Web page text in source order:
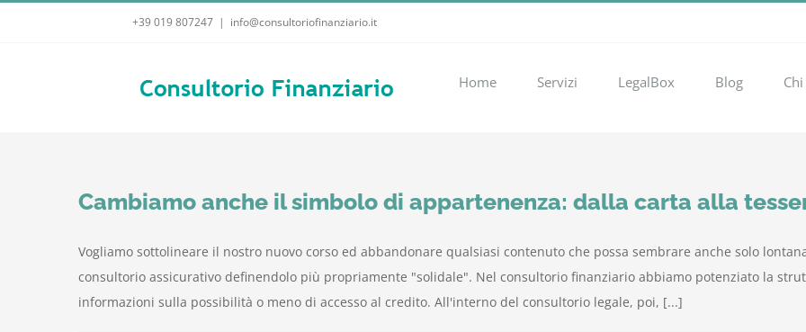
+39 019 807247 | info@consultoriofinanziario.it
Home Servizi LegalBox Blog
Cambiamo anche il simbolo di appartenenza: dalla carta alla
Vogliamo sottolineare il nostro nuovo corso ed abbandonare qualsiasi contenuto che possa sembrare anche solo
consultorio assicurativo definendolo più propriamente "solidale". Nel consultorio finanziario abbiamo potenziato la
informazioni sulla possibilità o meno di accesso al credito. All'interno del consultorio legale, poi, [...]